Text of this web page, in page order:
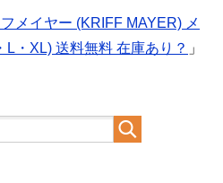
メイヤー (KRIFF MAYER) メ
L・XL) 送料無料 在庫あり？ 」